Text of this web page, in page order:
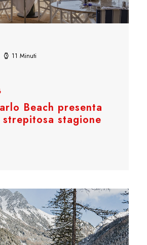
11 Minuti
Beach presenta
strepitosa stagione